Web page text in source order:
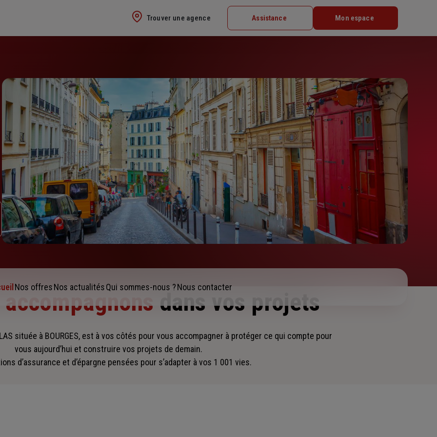
Trouver une agence Assistance Mon espace
Nos offresNos actualitésQui sommes-nous ?Nous contacter
dans vos projets
située à BOURGES, est à vos côtés pour vous accompagner à protéger ce qui compte pour
vous aujourd’hui et construire vos projets de demain.
d’assurance et d’épargne pensées pour s’adapter à vos 1 001 vies.